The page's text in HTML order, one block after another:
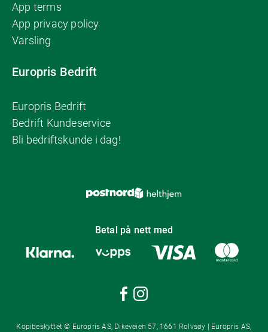
App terms
App privacy policy
Varsling
Europris Bedrift
Europris Bedrift
Bedrift Kundeservice
Bli bedriftskunde i dag!
Betal på nett med
Kopibeskyttet © Europris AS, Dikeveien 57, 1661 Rolvsøy | Europris AS,